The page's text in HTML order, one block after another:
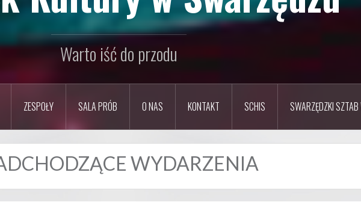
Warto iść do przodu
ZESPOŁY SALA PRÓB O NAS KONTAKT SCHIS SWARZĘDZKI SZTAB
WYDARZENIA